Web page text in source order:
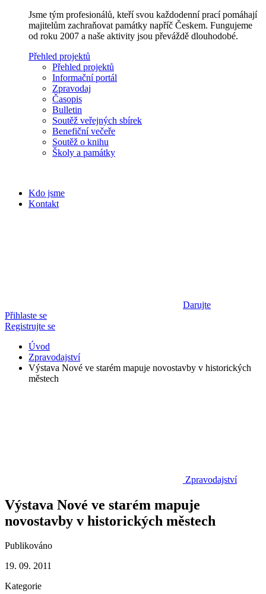
Jsme tým profesionálů, kteří svou každodenní prací pomáhají
majitelům zachraňovat památky napříč Českem. Fungujeme
od roku 2007 a naše aktivity jsou převáždě dlouhodobé.
Přehled projektů
Přehled projektů
Informační portál
Zpravodaj
Časopis
Bulletin
Soutěž veřejných sbírek
Benefiční večeře
Soutěž o knihu
Školy a památky
Kdo jsme
Kontakt
Darujte
Přihlaste se
Registrujte se
Úvod
Zpravodajství
Výstava Nové ve starém mapuje novostavby v historických
městech
Zpravodajství
Výstava Nové ve starém mapuje
novostavby v historických městech
Publikováno
19. 09. 2011
Kategorie